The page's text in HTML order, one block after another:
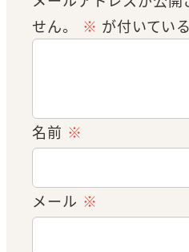
せん。
※ が付いてい
名前 ※
メール ※